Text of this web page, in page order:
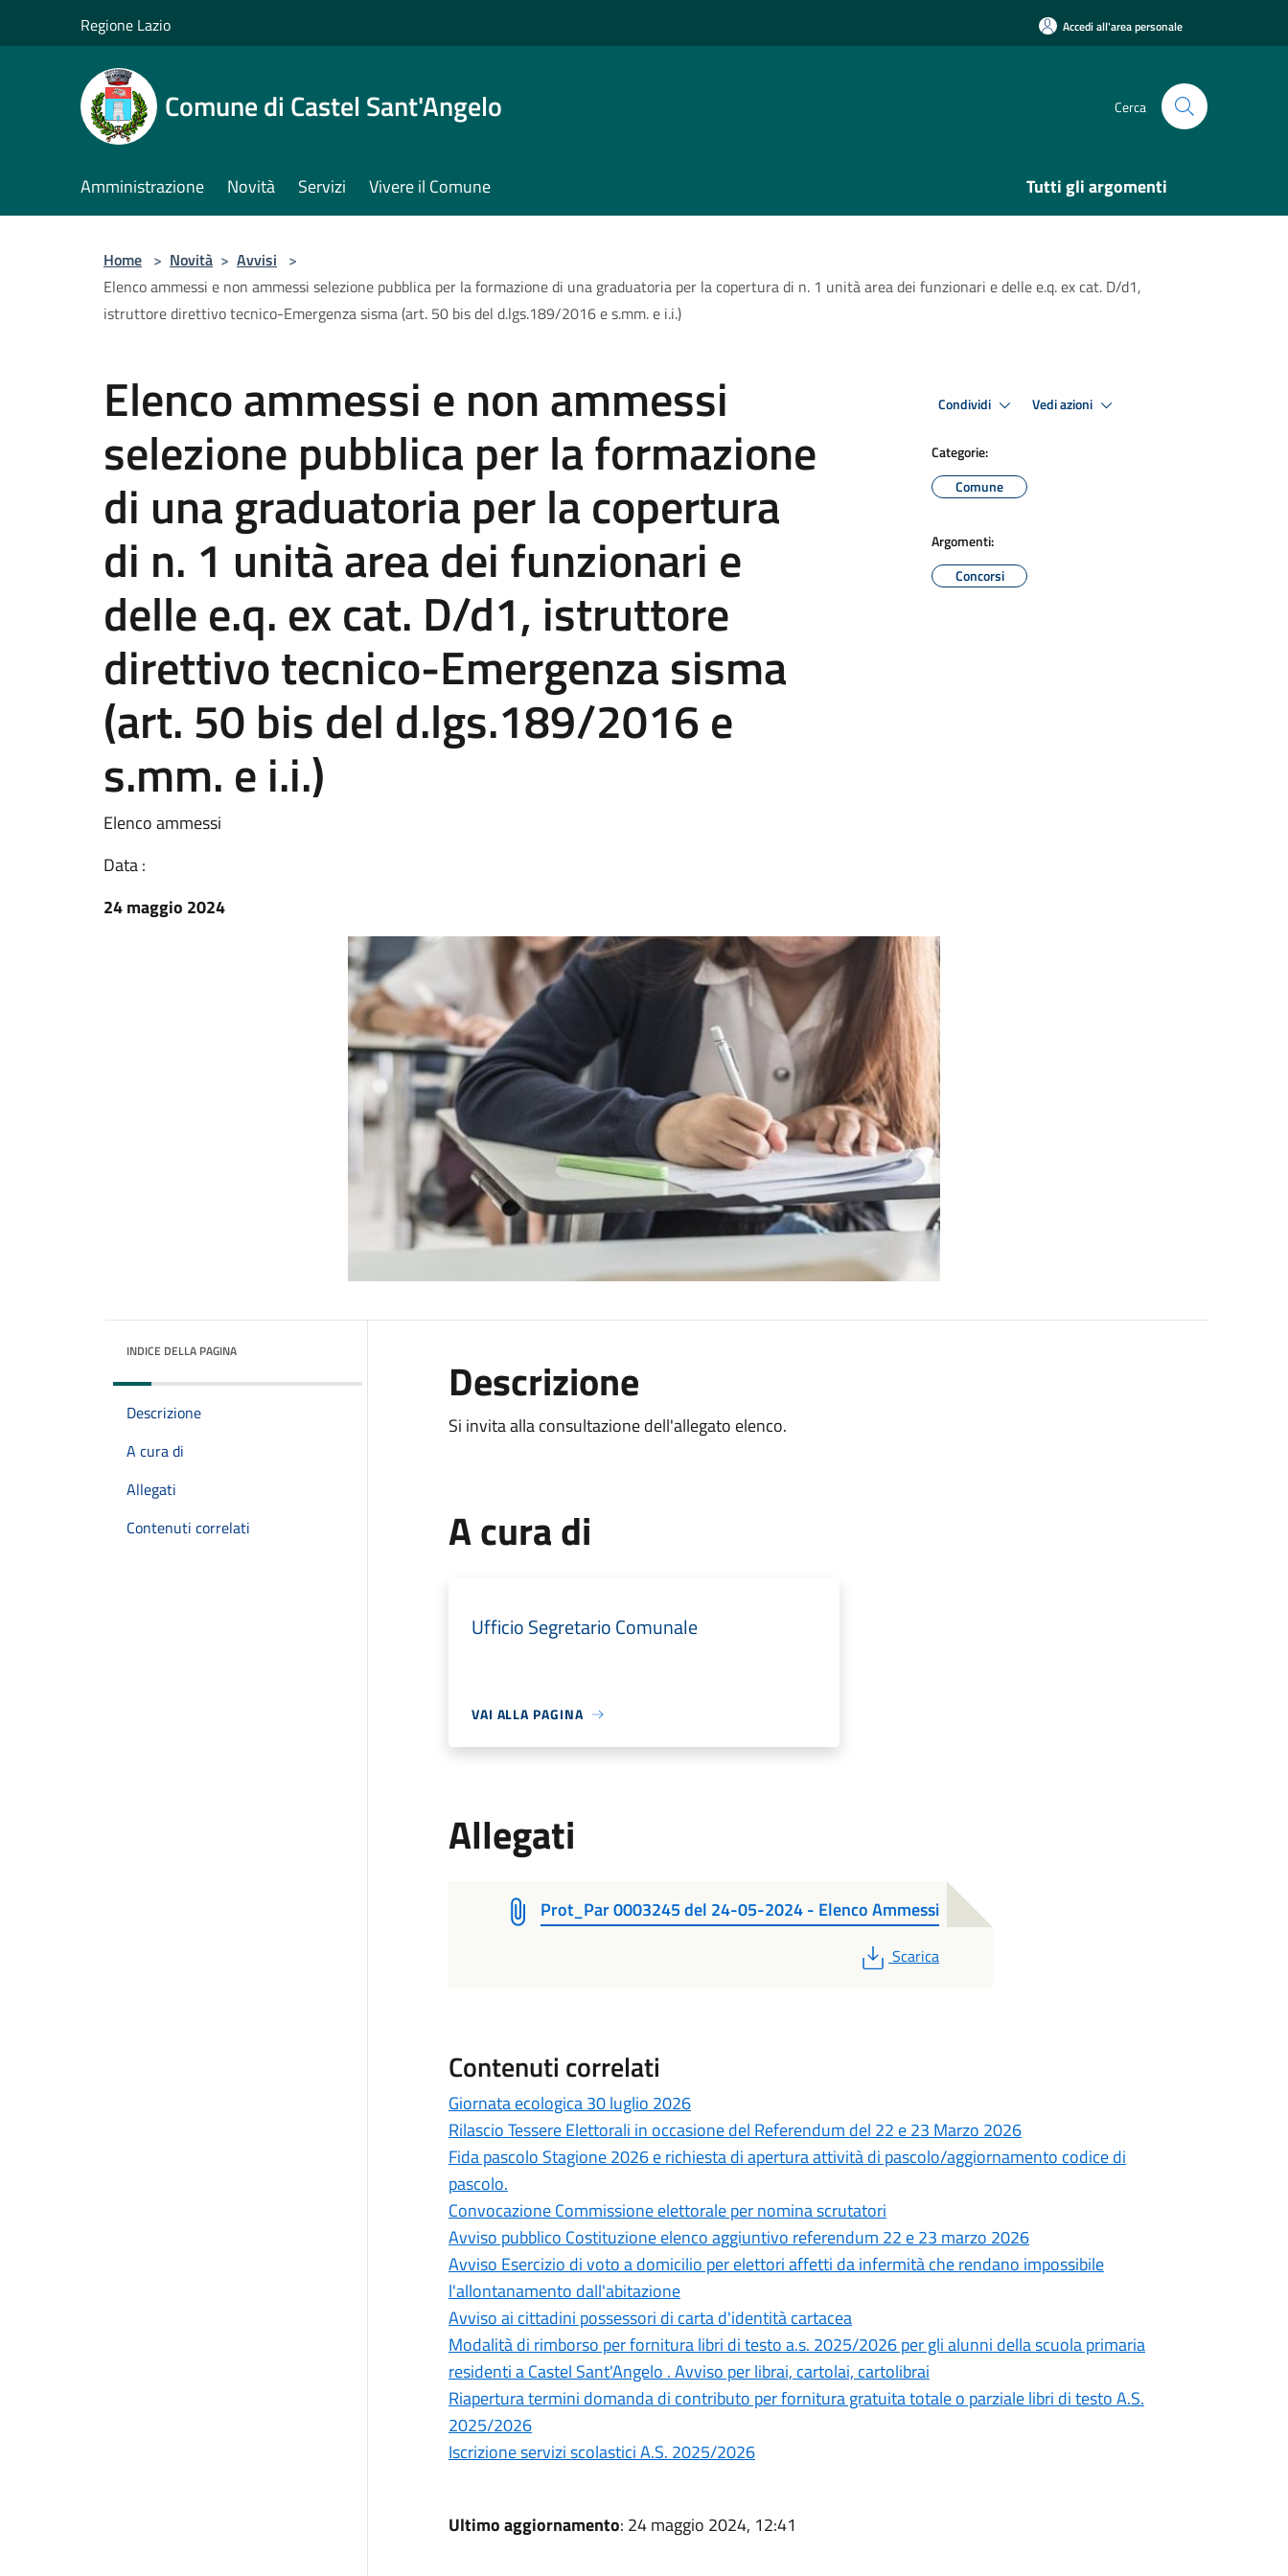
Regione Lazio Accedi all'area personale
Comune di Castel Sant'Angelo Cerca
Amministrazione Novità Servizi Vivere il Comune Tutti gli argomenti
Home > Novità > Avvisi >
Elenco ammessi e non ammessi selezione pubblica per la formazione di una graduatoria per la copertura di n. 1 unità area dei funzionari e delle e.q. ex cat. D/d1,
istruttore direttivo tecnico-Emergenza sisma (art. 50 bis del d.lgs.189/2016 e s.mm. e i.i.)
Elenco ammessi e non ammessi
selezione pubblica per la formazione
di una graduatoria per la copertura
di n. 1 unità area dei funzionari e
delle e.q. ex cat. D/d1, istruttore
direttivo tecnico-Emergenza sisma
(art. 50 bis del d.lgs.189/2016 e
s.mm. e i.i.)
Elenco ammessi
Data :
24 maggio 2024
Condividi Vedi azioni
Categorie:
Comune
Argomenti:
Concorsi
INDICE DELLA PAGINA
Descrizione
A cura di
Allegati
Contenuti correlati
Descrizione
Si invita alla consultazione dell'allegato elenco.
A cura di
Ufficio Segretario Comunale
VAI ALLA PAGINA
Allegati
Prot_Par 0003245 del 24-05-2024 - Elenco Ammessi
PDF
Scarica
Contenuti correlati
Giornata ecologica 30 luglio 2026
Rilascio Tessere Elettorali in occasione del Referendum del 22 e 23 Marzo 2026
Fida pascolo Stagione 2026 e richiesta di apertura attività di pascolo/aggiornamento codice di
pascolo.
Convocazione Commissione elettorale per nomina scrutatori
Avviso pubblico Costituzione elenco aggiuntivo referendum 22 e 23 marzo 2026
Avviso Esercizio di voto a domicilio per elettori affetti da infermità che rendano impossibile
l'allontanamento dall'abitazione
Avviso ai cittadini possessori di carta d'identità cartacea
Modalità di rimborso per fornitura libri di testo a.s. 2025/2026 per gli alunni della scuola primaria
residenti a Castel Sant'Angelo . Avviso per librai, cartolai, cartolibrai
Riapertura termini domanda di contributo per fornitura gratuita totale o parziale libri di testo A.S.
2025/2026
Iscrizione servizi scolastici A.S. 2025/2026
Ultimo aggiornamento: 24 maggio 2024, 12:41